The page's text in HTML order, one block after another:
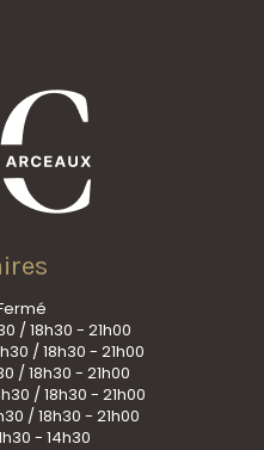
/ 18h30 - 21h00
/ 18h30 - 21h00
/ 18h30 - 21h00
/ 18h30 - 21h00
/ 18h30 - 21h00
- 14h30